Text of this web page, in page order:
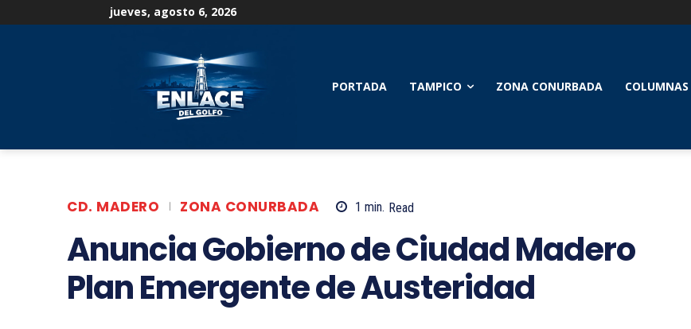
jueves, agosto 6, 2026
PORTADA TAMPICO ZONA CONURBADA COLUMNAS
CD. MADERO ZONA CONURBADA 1 min. Read
Anuncia Gobierno de Ciudad Madero
Plan Emergente de Austeridad